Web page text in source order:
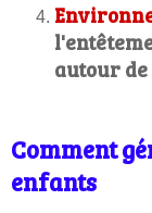
autour
Comment
enfants